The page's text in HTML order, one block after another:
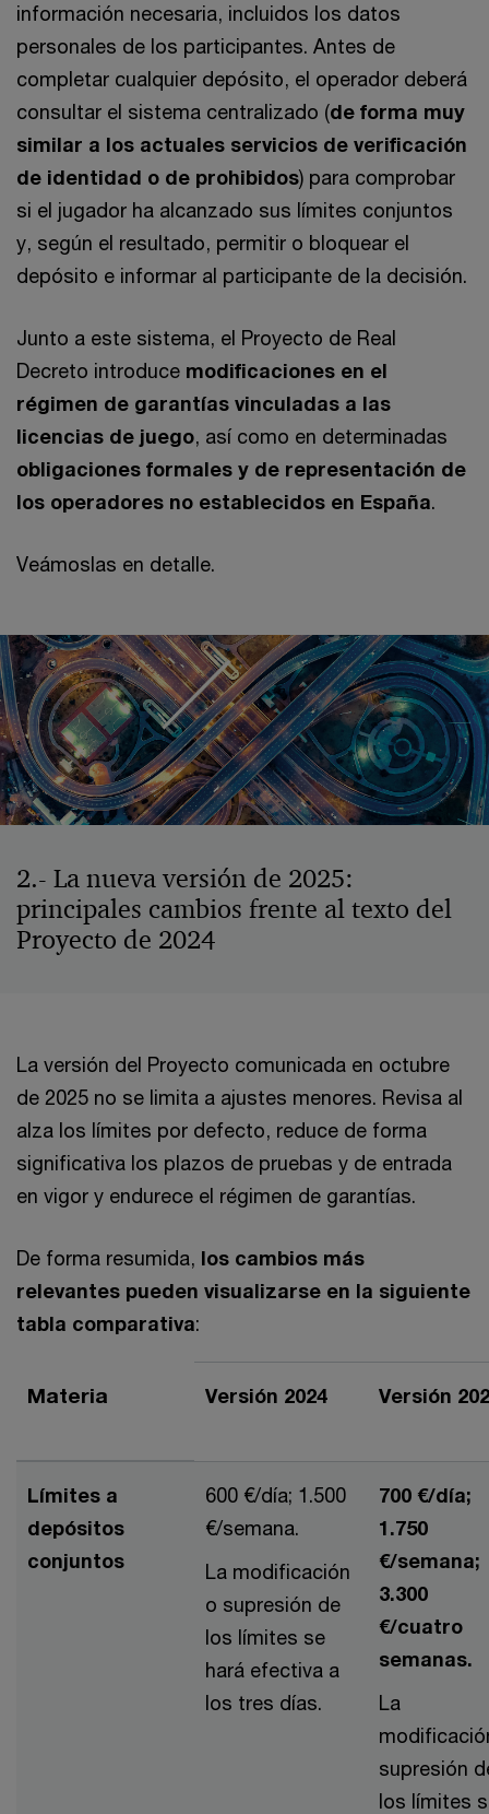
información necesaria, incluidos los datos
personales de los participantes. Antes de
completar cualquier depósito, el operador deberá
consultar el sistema centralizado (de forma muy
similar a los actuales servicios de verificación
de identidad o de prohibidos) para comprobar
si el jugador ha alcanzado sus límites conjuntos
y, según el resultado, permitir o bloquear el
depósito e informar al participante de la decisión.
Junto a este sistema, el Proyecto de Real
Decreto introduce modificaciones en el
régimen de garantías vinculadas a las
licencias de juego, así como en determinadas
obligaciones formales y de representación de
los operadores no establecidos en España.
Veámoslas en detalle.
2.- La nueva versión de 2025:
principales cambios frente al texto del
Proyecto de 2024
La versión del Proyecto comunicada en octubre
de 2025 no se limita a ajustes menores. Revisa al
alza los límites por defecto, reduce de forma
significativa los plazos de pruebas y de entrada
en vigor y endurece el régimen de garantías.
De forma resumida, los cambios más
relevantes pueden visualizarse en la siguiente
tabla comparativa:
Materia Versión 2024 Versión
Límites a
depósitos
conjuntos
600 €/día; 1.500
€/semana.
La modificación
o supresión de
los límites se
hará efectiva a
los tres días.
700 €/día;
1.750
€/semana;
3.300
€/cuatro
semanas.
La
supresión
los límites